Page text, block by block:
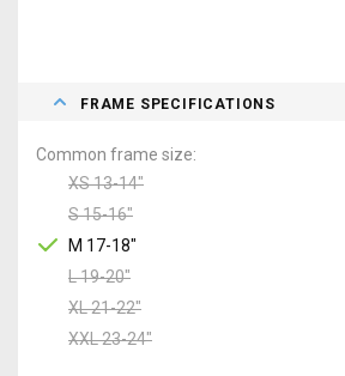
FRAME SPECIFICATIONS
Common frame size
XS 13-14"
S 15-16"
M 17-18"
L 19-20"
XL 21-22"
XXL 23-24"